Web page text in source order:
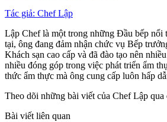
Tác giả: Chef Lập
Lập Chef là một trong những Đầu bếp nổi
tại, ông đang đảm nhận chức vụ Bếp
Khách sạn cao cấp và đã đào tạo nên
nhiều đóng góp trong việc phát triển ẩm
thức ẩm thực mà ông cung cấp luôn hấp
Theo dõi những bài viết của Chef Lập qua
Bài viết liên quan